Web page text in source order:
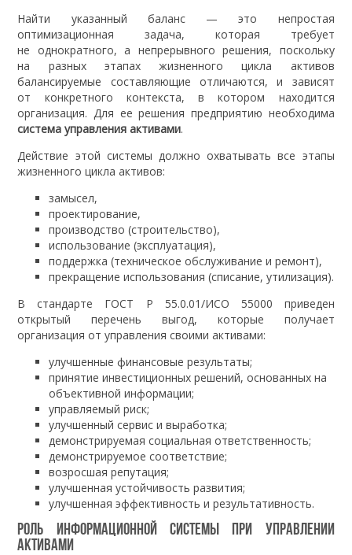
Найти указанный баланс — это непростая
оптимизационная задача, которая требует
не однократного, а непрерывного решения, поскольку
на разных этапах жизненного цикла активов
балансируемые составляющие отличаются, и зависят
от конкретного контекста, в котором находится
организация. Для ее решения предприятию необходима
система управления активами.
Действие этой системы должно охватывать все этапы
жизненного цикла активов:
замысел,
проектирование,
производство (строительство),
использование (эксплуатация),
поддержка (техническое обслуживание и ремонт),
прекращение использования (списание, утилизация).
В стандарте ГОСТ Р 55.0.01/ИСО 55000 приведен
открытый перечень выгод, которые получает
организация от управления своими активами:
улучшенные финансовые результаты;
принятие инвестиционных решений, основанных на
объективной информации;
управляемый риск;
улучшенный сервис и выработка;
демонстрируемая социальная ответственность;
демонстрируемое соответствие;
возросшая репутация;
улучшенная устойчивость развития;
улучшенная эффективность и результативность.
Роль информационной системы при управлении
активами